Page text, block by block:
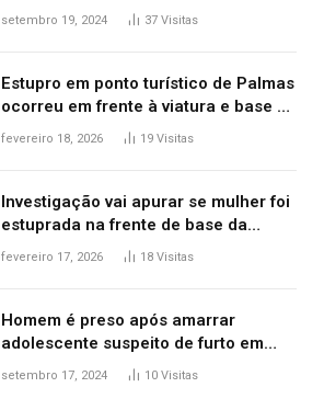
durante confusão no trânsito
setembro 19, 2024 37 Visitas
Estupro em ponto turístico de Palmas
ocorreu em frente à viatura e base de
segurança; polícia investiga
fevereiro 18, 2026 19 Visitas
Investigação vai apurar se mulher foi
estuprada na frente de base da
Guarda Metropolitana de Palmas, diz
fevereiro 17, 2026 18 Visitas
Homem é preso após amarrar
adolescente suspeito de furto em
estaca de cerca e agredi-lo
setembro 17, 2024 10 Visitas